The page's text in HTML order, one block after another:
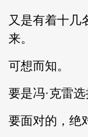
又是有着十几
来。
可想而知。
要是冯·克雷选
要面对的，绝